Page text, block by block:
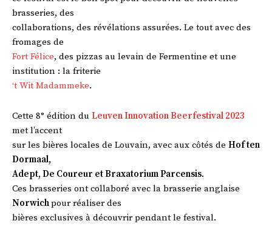
brasseries, des
collaborations, des révélations assurées. Le tout avec des
fromages de
Fort Félice, des pizzas au levain de Fermentine et une
institution : la friterie
‘t Wit Madammeke.
Cette 8° édition du Leuven Innovation Beerfestival 2023
met l’accent
sur les bières locales de Louvain, avec aux côtés de Hof ten
Dormaal,
Adept, De Coureur et Braxatorium Parcensis.
Ces brasseries ont collaboré avec la brasserie anglaise
Norwichpour réaliser des
bières exclusives à découvrir pendant le festival.